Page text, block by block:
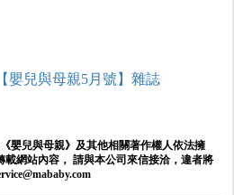
嬰兒與母親5月號】雜誌
嬰兒與母親》及其他相關著作權人依法擁
載網站內容， 請與本公司來信接洽，違者將